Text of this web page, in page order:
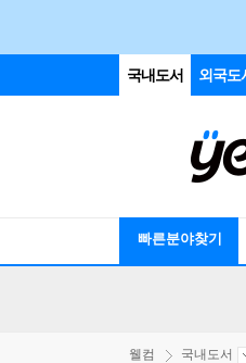
국내도서 외국도
빠른분야찾기
웰컴 국내도서